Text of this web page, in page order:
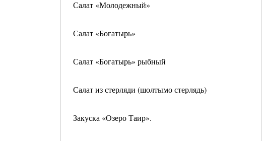
Салат «Молодежный»
Салат «Богатырь»
Салат «Богатырь» рыбный
Салат из стерляди (шолтымо стерлядь)
Закуска «Озеро Таир».